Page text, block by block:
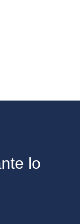
lo